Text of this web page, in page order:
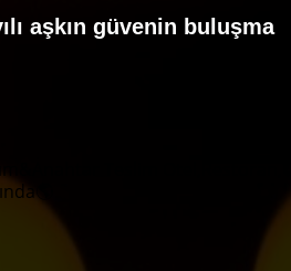
aşkın güvenin buluşma
Teslim